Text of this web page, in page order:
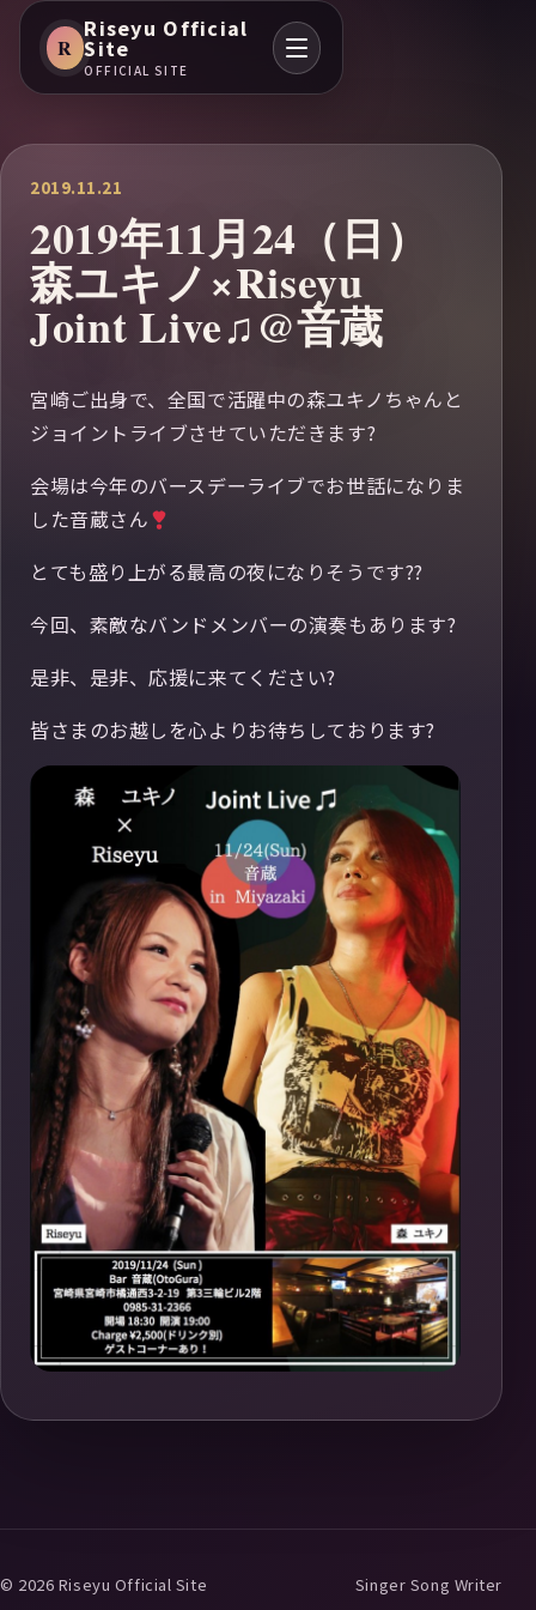
R
Riseyu Official
Site
OFFICIAL SITE
2019.11.21
2019年11月24（日）
森ユキノ×Riseyu
Joint Live♫@音蔵
宮崎ご出身で、全国で活躍中の森ユキノちゃんと
ジョイントライブさせていただきます?
会場は今年のバースデーライブでお世話になりま
した音蔵さん
とても盛り上がる最高の夜になりそうです??
今回、素敵なバンドメンバーの演奏もあります?
是非、是非、応援に来てください?
皆さまのお越しを心よりお待ちしております?
© 2026 Riseyu Official Site Singer Song Writer